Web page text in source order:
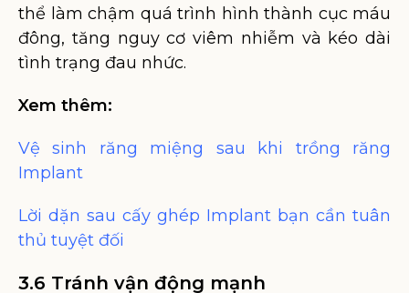
thể làm chậm quá trình hình thành cục máu
đông, tăng nguy cơ viêm nhiễm và kéo dài
tình trạng đau nhức.
Xem thêm:
Vệ sinh răng miệng sau khi trồng răng
Implant
Lời dặn sau cấy ghép Implant bạn cần tuân
thủ tuyệt đối
3.6 Tránh vận động mạnh